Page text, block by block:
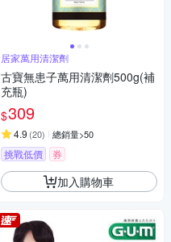
居家萬用清潔劑
古寶無患子萬用清潔劑500g(補
充瓶)
$309
4.9 (20) 總銷量>50
挑戰低價 券
加入購物車